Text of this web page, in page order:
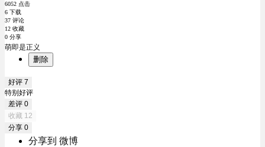
6052 点击
6 下载
37 评论
12 收藏
0 分享
萌即是正义
删除
好评 7
特别好评
差评 0
收藏 12
分享 0
分享到 微博